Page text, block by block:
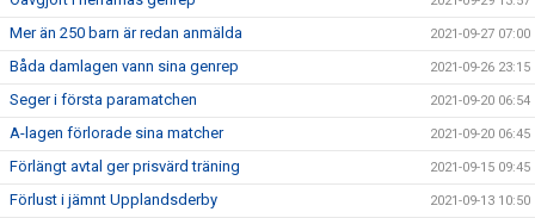
Mer än 250 barn är redan anmälda 2021-09-27 07:00
Båda damlagen vann sina genrep 2021-09-26 23:15
Seger i första paramatchen 2021-09-20 06:54
A-lagen förlorade sina matcher 2021-09-20 06:45
Förlängt avtal ger prisvärd träning 2021-09-15 09:45
Förlust i jämnt Upplandsderby 2021-09-13 10:50